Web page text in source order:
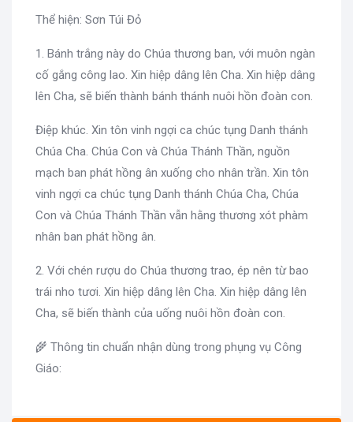
Thể hiện: Sơn Túi Đỏ
1. Bánh trắng này do Chúa thương ban, với muôn ngàn
cố gắng công lao. Xin hiệp dâng lên Cha. Xin hiệp dâng
lên Cha, sẽ biến thành bánh thánh nuôi hồn đoàn con.
Điệp khúc. Xin tôn vinh ngợi ca chúc tụng Danh thánh
Chúa Cha. Chúa Con và Chúa Thánh Thần, nguồn
mạch ban phát hồng ân xuống cho nhân trần. Xin tôn
vinh ngợi ca chúc tụng Danh thánh Chúa Cha, Chúa
Con và Chúa Thánh Thần vẫn hằng thương xót phàm
nhân ban phát hồng ân.
2. Với chén rượu do Chúa thương trao, ép nên từ bao
trái nho tươi. Xin hiệp dâng lên Cha. Xin hiệp dâng lên
Cha, sẽ biến thành của uống nuôi hồn đoàn con.
🌾 Thông tin chuẩn nhận dùng trong phụng vụ Công
Giáo: